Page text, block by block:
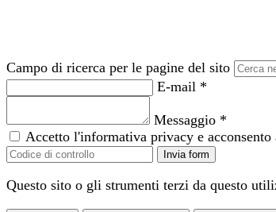
Campo di ricerca per le pagine del sito
E-mail *
Messaggio *
Accetto l'informativa privacy e
Invia form
Questo sito o gli strumenti terzi da questo